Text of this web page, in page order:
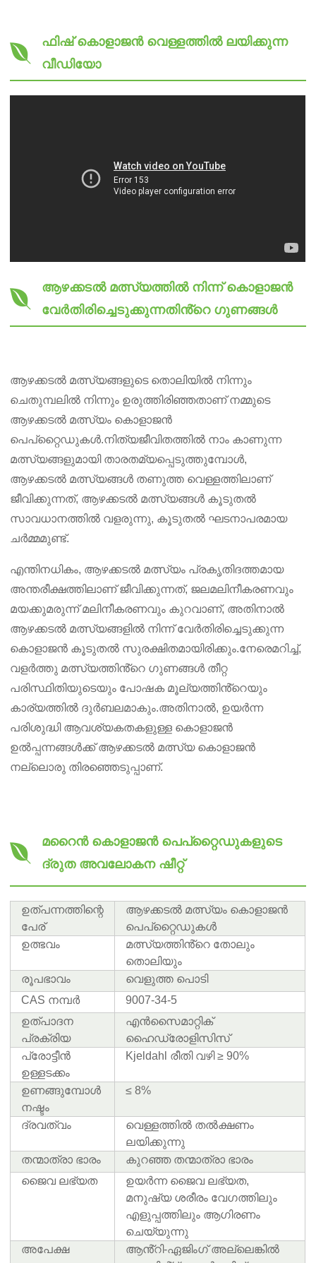
ഫിഷ് കൊളാജൻ വെള്ളത്തിൽ ലയിക്കുന്ന
വീഡിയോ
ആഴക്കടൽ മത്സ്യത്തിൽ നിന്ന് കൊളാജൻ
വേർതിരിച്ചെടുക്കുന്നതിൻ്റെ ഗുണങ്ങൾ
ആഴക്കടൽ മത്സ്യങ്ങളുടെ തൊലിയിൽ നിന്നും
ചെതുമ്പലിൽ നിന്നും ഉരുത്തിരിഞ്ഞതാണ് നമ്മുടെ
ആഴക്കടൽ മത്സ്യം കൊളാജൻ
പെപ്റ്റൈഡുകൾ.നിത്യജീവിതത്തിൽ നാം കാണുന്ന
മത്സ്യങ്ങളുമായി താരതമ്യപ്പെടുത്തുമ്പോൾ,
ആഴക്കടൽ മത്സ്യങ്ങൾ തണുത്ത വെള്ളത്തിലാണ്
ജീവിക്കുന്നത്, ആഴക്കടൽ മത്സ്യങ്ങൾ കൂടുതൽ
സാവധാനത്തിൽ വളരുന്നു, കൂടുതൽ ഘടനാപരമായ
ചർമ്മമുണ്ട്.
എന്തിനധികം, ആഴക്കടൽ മത്സ്യം പ്രകൃതിദത്തമായ
അന്തരീക്ഷത്തിലാണ് ജീവിക്കുന്നത്, ജലമലിനീകരണവും
മയക്കുമരുന്ന് മലിനീകരണവും കുറവാണ്, അതിനാൽ
ആഴക്കടൽ മത്സ്യങ്ങളിൽ നിന്ന് വേർതിരിച്ചെടുക്കുന്ന
കൊളാജൻ കൂടുതൽ സുരക്ഷിതമായിരിക്കും.നേരെമറിച്ച്,
വളർത്തു മത്സ്യത്തിൻ്റെ ഗുണങ്ങൾ തീറ്റ
പരിസ്ഥിതിയുടെയും പോഷക മൂല്യത്തിൻ്റെയും
കാര്യത്തിൽ ദുർബലമാകും.അതിനാൽ, ഉയർന്ന
പരിശുദ്ധി ആവശ്യകതകളുള്ള കൊളാജൻ
ഉൽപ്പന്നങ്ങൾക്ക് ആഴക്കടൽ മത്സ്യ കൊളാജൻ
നല്ലൊരു തിരഞ്ഞെടുപ്പാണ്.
മറൈൻ കൊളാജൻ പെപ്റ്റൈഡുകളുടെ
ദ്രുത അവലോകന ഷീറ്റ്
ഉത്പന്നത്തിന്റെ
പേര്
ആഴക്കടൽ മത്സ്യം കൊളാജൻ
പെപ്റ്റൈഡുകൾ
ഉത്ഭവം
മത്സ്യത്തിൻ്റെ തോലും
തൊലിയും
രൂപഭാവം
വെളുത്ത പൊടി
CAS നമ്പർ
9007-34-5
ഉത്പാദന
പ്രക്രിയ
എൻസൈമാറ്റിക്
ഹൈഡ്രോളിസിസ്
പ്രോട്ടീൻ
ഉള്ളടക്കം
Kjeldahl രീതി വഴി ≥ 90%
ഉണങ്ങുമ്പോൾ
നഷ്ടം
≤ 8%
ദ്രവത്വം
വെള്ളത്തിൽ തൽക്ഷണം
ലയിക്കുന്നു
തന്മാത്രാ ഭാരം
കുറഞ്ഞ തന്മാത്രാ ഭാരം
ജൈവ ലഭ്യത
ഉയർന്ന ജൈവ ലഭ്യത,
മനുഷ്യ ശരീരം വേഗത്തിലും
എളുപ്പത്തിലും ആഗിരണം
ചെയ്യുന്നു
അപേക്ഷ
ആൻ്റി-ഏജിംഗ് അല്ലെങ്കിൽ